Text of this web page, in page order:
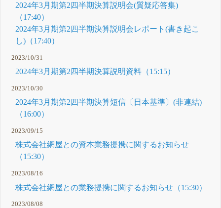
2024年3月期第2四半期決算説明会(質疑応答集)
（17:40）
2024年3月期第2四半期決算説明会レポート(書き起こ
し)（17:40）
2023/10/31
2024年3月期第2四半期決算説明資料（15:15）
2023/10/30
2024年3月期第2四半期決算短信〔日本基準〕(非連結)
（16:00）
2023/09/15
株式会社網屋との資本業務提携に関するお知らせ
（15:30）
2023/08/16
株式会社網屋との業務提携に関するお知らせ（15:30）
2023/08/08